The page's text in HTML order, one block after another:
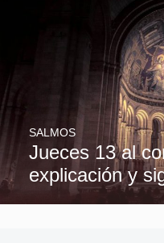
Jueces 13 al
explicación y
SALMOS